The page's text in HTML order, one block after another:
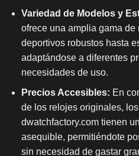
Variedad de Modelos y
ofrece una amplia gama
deportivos robustos hasta
adaptándose a diferentes
necesidades de uso.
Precios Accesibles: En
de los relojes originales,
dwatchfactory.com tienen
asequible, permitiéndote
sin necesidad de gastar